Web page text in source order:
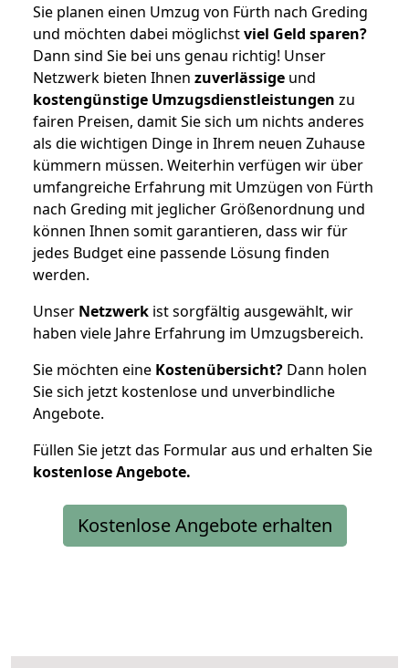
Sie planen einen Umzug von Fürth nach Greding
und möchten dabei möglichstviel Geld sparen?
Dann sind Sie bei uns genau richtig! Unser
Netzwerk bieten Ihnen zuverlässige und
kostengünstige Umzugsdienstleistungen zu
fairen Preisen, damit Sie sich um nichts anderes
als die wichtigen Dinge in Ihrem neuen Zuhause
kümmern müssen. Weiterhin verfügen wir über
umfangreiche Erfahrung mit Umzügen von Fürth
nach Greding mit jeglicher Größenordnung und
können Ihnen somit garantieren, dass wir für
jedes Budget eine passende Lösung finden
werden.
Unser Netzwerk ist sorgfältig ausgewählt, wir
haben viele Jahre Erfahrung im Umzugsbereich.
Sie möchten eine Kostenübersicht? Dann holen
Sie sich jetzt kostenlose und unverbindliche
Angebote.
Füllen Sie jetzt das Formular aus und erhalten Sie
kostenloseAngebote.
Kostenlose Angebote erhalten